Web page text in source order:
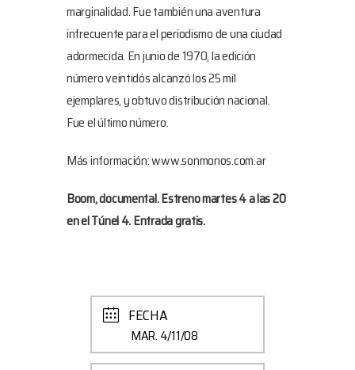
marginalidad. Fue también una aventura
infrecuente para el periodismo de una ciudad
adormecida. En junio de 1970, la edición
número veintidós alcanzó los 25 mil
ejemplares, y obtuvo distribución nacional.
Fue el último número.
Más información: www.sonmonos.com.ar
Boom, documental. Estreno martes 4 a las 20
en el Túnel 4. Entrada gratis.
FECHA
MAR. 4/11/08